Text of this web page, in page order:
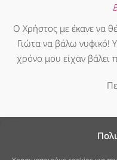
Ο Χρήστος με έκανε να
Γιώτα να βάλω νυφικό!
χρόνο μου είχαν βάλει